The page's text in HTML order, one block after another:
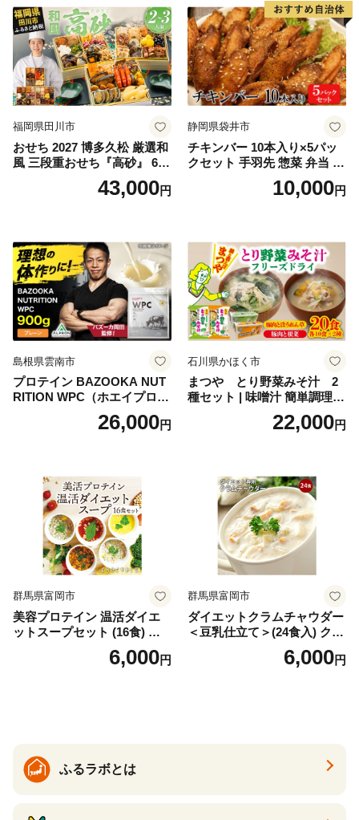
福岡県田川市
おせち 2027 博多久松 厳選和
風 三段重おせち『高砂』 6.5
寸 3段重 2～3人前 おせち料
理 重箱 お正月 冷凍おせち 縁
ち 本格おせち おせち予約 年
末 年始 お取り寄せ 新春 贅沢
おせち こだわりおせち 惣菜
老舗おせち ふるさと納税お
せち 御節 お節料理 正月 調理
不要 おせち料理2027
43,000円
静岡県袋井市
チキンバー 10本入り×5パッ
クセット 手羽先 惣菜 弁当 お
かず お酒 おつまみ ギフト キ
ャンプ アウトドア キャンプ
10,000円
島根県雲南市
プロテイン BAZOOKA NUT
RITION WPC（ホエイプロテ
イン）＜プレーン＞ 900g｜
バズーカ岡田監修・植物由来
ロン [AIEN005]
26,000円
石川県かほく市
まつや とり野菜みそ汁 2
種セット | 味噌汁 簡単調理
お味噌 おみそ みそ とり野菜
時短料理 時短ごはん ご当地
22,000円
群馬県富岡市
美容プロテイン 温活ダイエ
ットスープセット (16食) 小
分け スープ 食べ比べ セット
詰合せ クラムチャウダー チ
6,000円
群馬県富岡市
ダイエットクラムチャウダー
＜豆乳仕立て＞(24食入) クラ
ムチャウダー 豆乳 ダイエッ
ト スープ プロテイン たんぱ
6,000円
ふるラボとは